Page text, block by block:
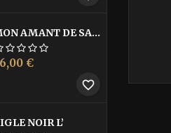
MON AMANT DE SAINT JEAN
€
favorite_border
NOIR L’